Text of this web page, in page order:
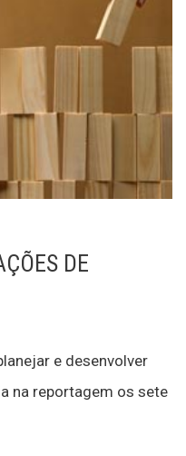
DE
e desenvolver
na reportagem os sete